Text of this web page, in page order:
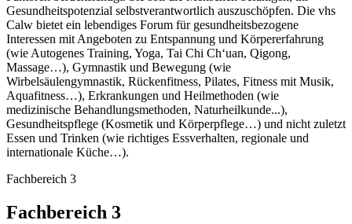
Gesundheitspotenzial selbstverantwortlich auszuschöpfen. Die vhs
Calw bietet ein lebendiges Forum für gesundheitsbezogene
Interessen mit Angeboten zu Entspannung und Körpererfahrung
(wie Autogenes Training, Yoga, Tai Chi Ch‘uan, Qigong,
Massage…), Gymnastik und Bewegung (wie
Wirbelsäulengymnastik, Rückenfitness, Pilates, Fitness mit Musik,
Aquafitness…), Erkrankungen und Heilmethoden (wie
medizinische Behandlungsmethoden, Naturheilkunde...),
Gesundheitspflege (Kosmetik und Körperpflege…) und nicht zuletzt
Essen und Trinken (wie richtiges Essverhalten, regionale und
internationale Küche…).
Fachbereich 3
Fachbereich 3